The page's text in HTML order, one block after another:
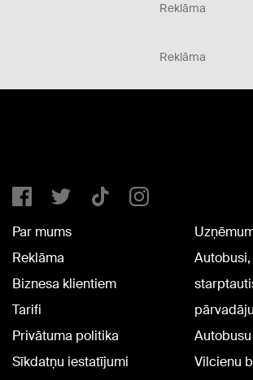
Reklāma
Reklāma
Par mums
Reklāma
Biznesa klientiem
Tarifi
Privātuma politika
Sīkdatņu iestatījumi
Vilcienu